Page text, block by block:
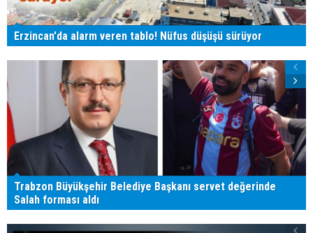
Erzincan'da alarm veren tablo! Nüfus düşüşü sürüyor
Trabzon Büyükşehir Belediye Başkanı servet değerinde
Salah forması aldı